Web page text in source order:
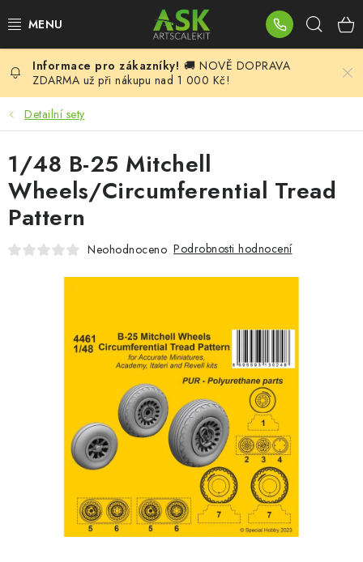
na
BLOG
SUMMER DAYS
WARHAMMER
ASK PRODUKTY
PLASTIKOVÉ MODELY
BARVY A POMŮCKY
SKY RIDERS COFFEE
PRODÁVANÉ ZNAČKY
🚚 NOVĚ DOPRAVA
ZDARMA už při nákupu nad 1 000 Kč!
Detailní sety
1/48 B-25 Mitchell
Wheels/Circumferential Tread
Pattern
Neohodnoceno Podrobnosti hodnocení